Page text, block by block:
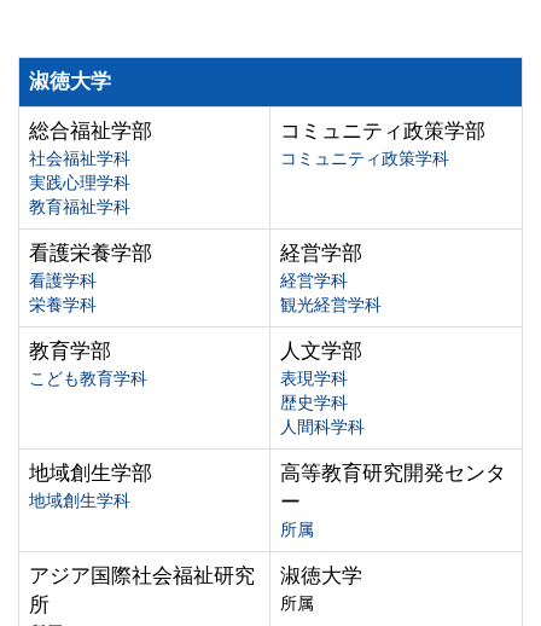
淑徳大学
総合福祉学部
社会福祉学科
実践心理学科
教育福祉学科
コミュニティ政策学部
コミュニティ政策学科
看護栄養学部
看護学科
栄養学科
経営学部
経営学科
観光経営学科
教育学部
こども教育学科
人文学部
表現学科
歴史学科
人間科学科
地域創生学部
地域創生学科
高等教育研究開発センタ
ー
所属
アジア国際社会福祉研究
所
淑徳大学
所属